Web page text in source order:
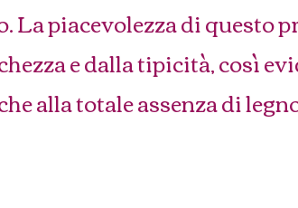
La piacevolezza di questo
e dalla tipicità, così
alla totale assenza di